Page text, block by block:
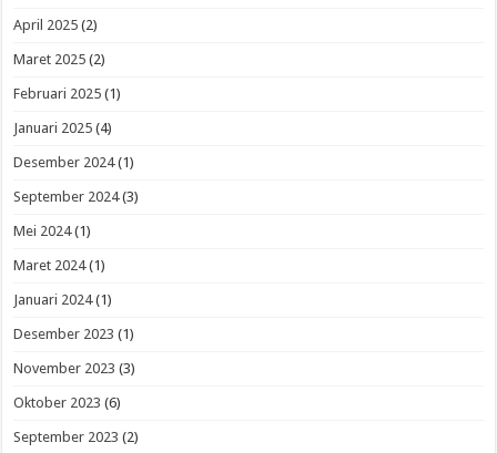
April 2025 (2)
Maret 2025 (2)
Februari 2025 (1)
Januari 2025 (4)
Desember 2024(1)
September 2024(3)
Mei 2024(1)
Maret 2024(1)
Januari 2024(1)
Desember 2023 (1)
November 2023 (3)
Oktober 2023 (6)
September 2023 (2)